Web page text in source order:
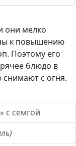
они мелко
к повышению
Поэтому его
блюдо в
снимают с огня.
с семгой